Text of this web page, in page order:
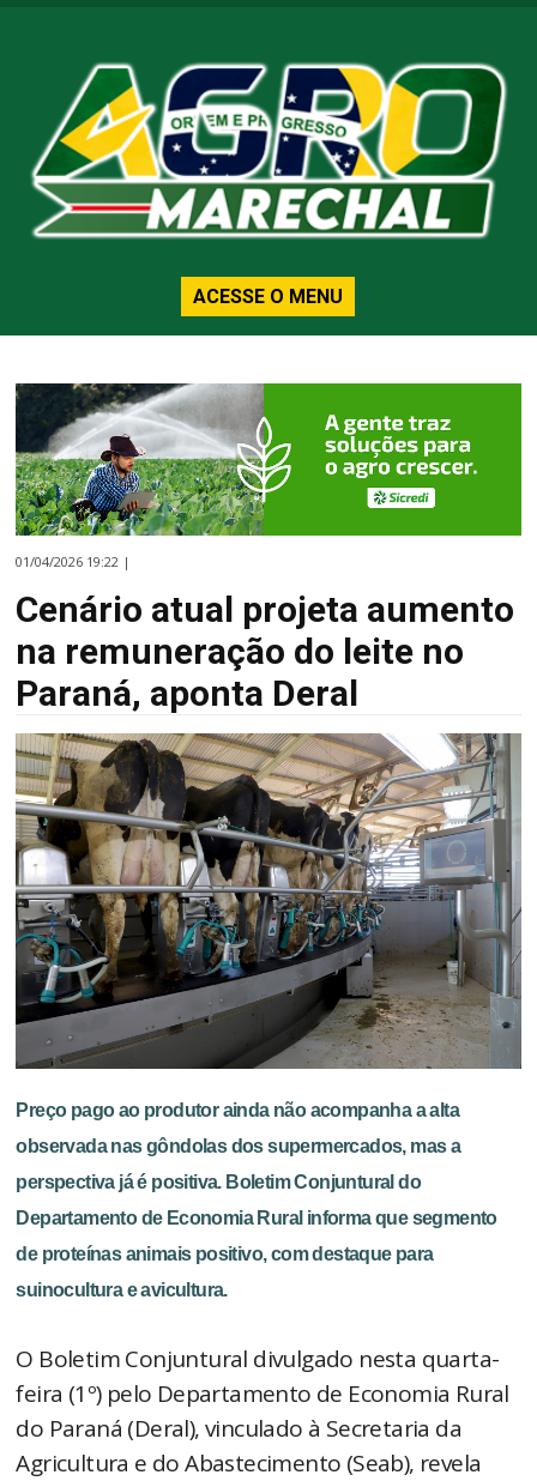
ACESSE O MENU
01/04/2026 19:22 |
Cenário atual projeta aumento
na remuneração do leite no
Paraná, aponta Deral
Preço pago ao produtor ainda não acompanha a alta
observada nas gôndolas dos supermercados, mas a
perspectiva já é positiva. Boletim Conjuntural do
Departamento de Economia Rural informa que segmento
de proteínas animais positivo, com destaque para
suinocultura e avicultura.
O Boletim Conjuntural divulgado nesta quarta-
feira (1º) pelo Departamento de Economia Rural
do Paraná (Deral), vinculado à Secretaria da
Agricultura e do Abastecimento (Seab), revela